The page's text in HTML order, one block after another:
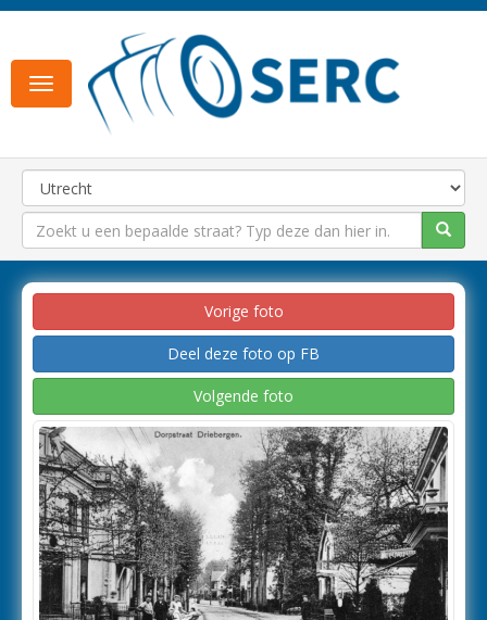
Toggle
navigation
Vorige foto
Deel deze foto op FB
Volgende foto